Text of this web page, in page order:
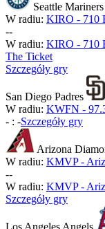
Seattle Mariners
W radiu: KIRO - 710
--
W radiu: KIRO - 710
The Ticket
Szczegóły gry
San Diego Padres
W radiu: KWFN -
- : -Szczegóły gry
Arizona
W radiu: KMVP -
--
W radiu: KMVP -
Szczegóły gry